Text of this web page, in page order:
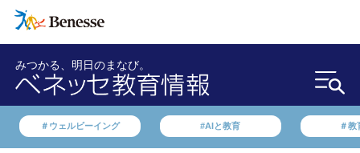
みつかる、明日のまなび。
＃ウェルビーイング #AIと教育 ＃教